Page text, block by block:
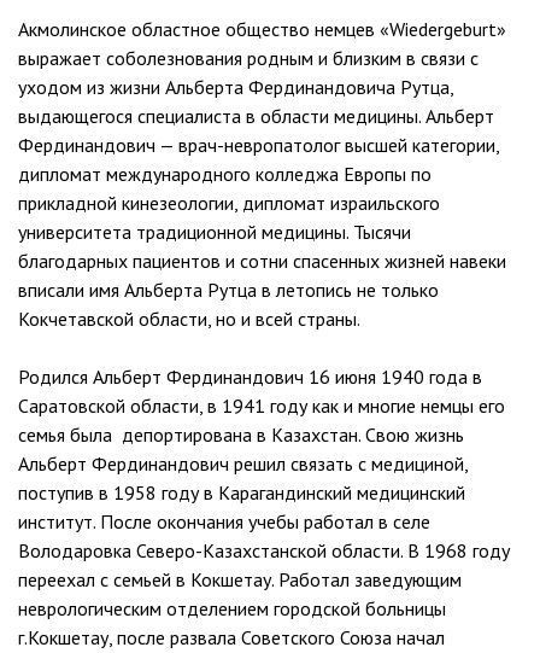
Акмолинское областное общество немцев «Wiedergeburt»
выражает соболезнования родным и близким в связи с
уходом из жизни Альберта Фердинандовича Рутца,
выдающегося специалиста в области медицины. Альберт
Фердинандович — врач-невропатолог высшей категории,
дипломат международного колледжа Европы по
прикладной кинезеологии, дипломат израильского
университета традиционной медицины. Тысячи
благодарных пациентов и сотни спасенных жизней навеки
вписали имя Альберта Рутца в летопись не только
Кокчетавской области, но и всей страны.
Родился Альберт Фердинандович 16 июня 1940 года в
Саратовской области, в 1941 году как и многие немцы его
семья была депортирована в Казахстан. Свою жизнь
Альберт Фердинандович решил связать с медициной,
поступив в 1958 году в Карагандинский медицинский
институт. После окончания учебы работал в селе
Володаровка Северо-Казахстанской области. В 1968 году
переехал с семьей в Кокшетау. Работал заведующим
неврологическим отделением городской больницы
г.Кокшетау, после развала Советского Союза начал